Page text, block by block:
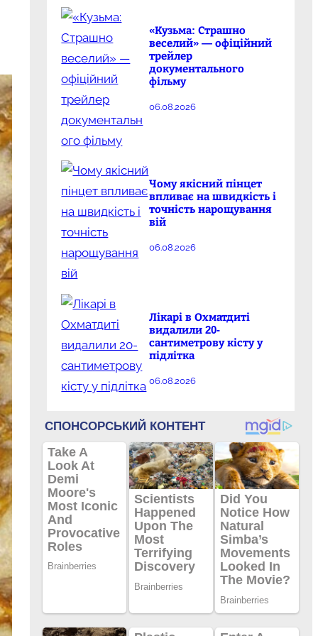
«Кузьма: Страшно
веселий» — офіційний
трейлер
документального
фільму
06.08.2026
Чому якісний пінцет
впливає на швидкість і
точність нарощування
вій
06.08.2026
Лікарі в Охматдиті
видалили 20-
сантиметрову кісту у
підлітка
06.08.2026